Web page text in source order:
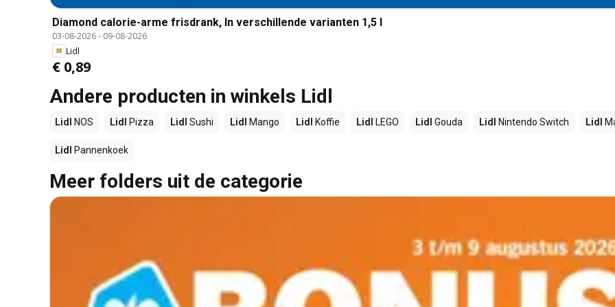
Diamond calorie-arme frisdrank, In verschillende varianten 1,5 l
03-08-2026- 09-08-2026
Lidl
€ 0,89
Andere producten in winkels Lidl
Lidl NOS Lidl Pizza Lidl Sushi Lidl Mango Lidl Koffie Lidl LEGO Lidl Gouda Lidl Nintendo Switch Lidl
Lidl Pannenkoek
Meer folders uit de categorie